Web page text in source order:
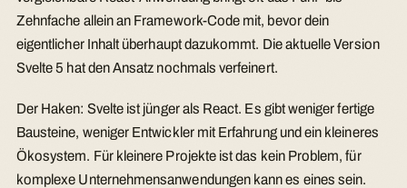
Zehnfache allein an Framework-Code mit, bevor dein
eigentlicher Inhalt überhaupt dazukommt. Die aktuelle Version
Svelte 5 hat den Ansatz nochmals verfeinert.
Der Haken: Svelte ist jünger als React. Es gibt weniger fertige
Bausteine, weniger Entwickler mit Erfahrung und ein kleineres
Ökosystem. Für kleinere Projekte ist das kein Problem, für
komplexe Unternehmensanwendungen kann es eines sein.